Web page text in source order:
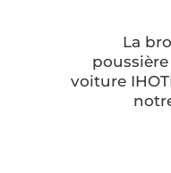
La
voiture